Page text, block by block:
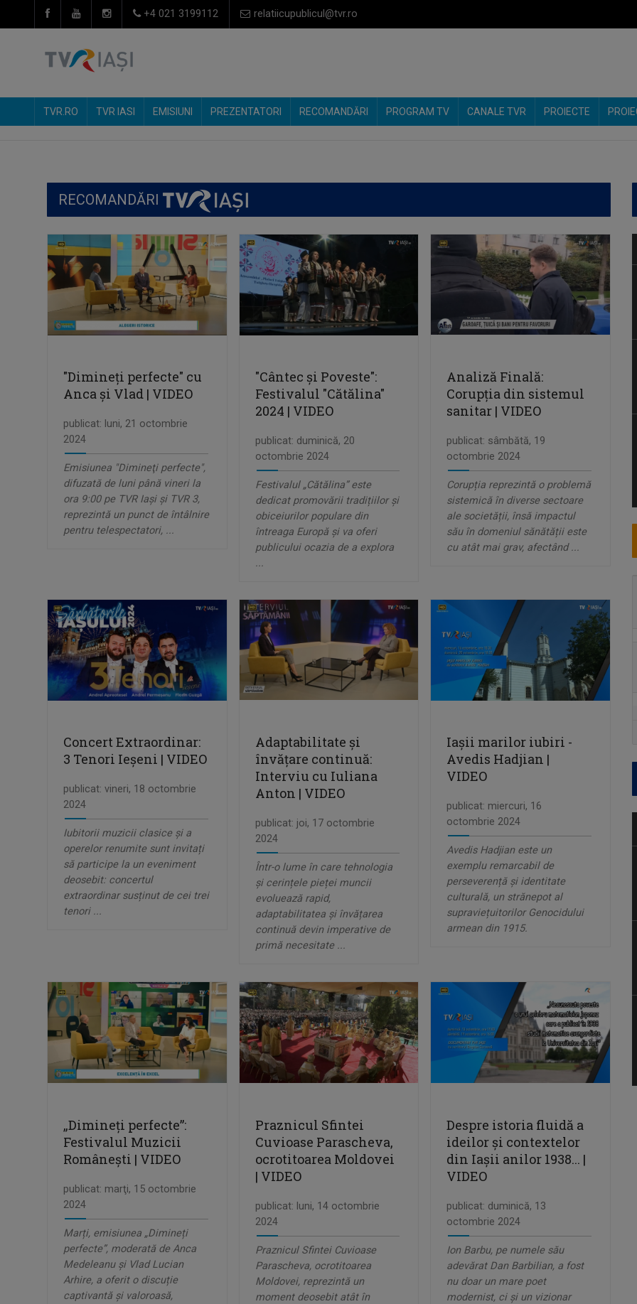
+4 021 3199112 relatiicupublicul@tvr.ro
TVR.RO TVR IASI EMISIUNI PREZENTATORI RECOMANDĂRI PROGRAM TV CANALE TVR PROIECTE
RECOMANDĂRI
"Dimineţi perfecte" cu
Anca şi Vlad | VIDEO
publicat: luni, 21 octombrie
2024
Emisiunea "Dimineţi perfecte",
difuzată de luni până vineri la
ora 9:00 pe TVR Iaşi şi TVR 3,
reprezintă un punct de întâlnire
pentru telespectatori, ...
"Cântec și Poveste":
Festivalul "Cătălina"
2024 | VIDEO
publicat: duminică, 20
octombrie 2024
Festivalul „Cătălina” este
dedicat promovării tradițiilor și
obiceiurilor populare din
întreaga Europă și va oferi
publicului ocazia de a explora
...
Analiză Finală:
Corupția din sistemul
sanitar | VIDEO
publicat: sâmbătă, 19
octombrie 2024
Corupția reprezintă o problemă
sistemică în diverse sectoare
ale societății, însă impactul
său în domeniul sănătății este
cu atât mai grav, afectând ...
Concert Extraordinar:
3 Tenori Ieșeni | VIDEO
publicat: vineri, 18 octombrie
2024
Iubitorii muzicii clasice și a
operelor renumite sunt invitați
să participe la un eveniment
deosebit: concertul
extraordinar susținut de cei trei
tenori ...
Adaptabilitate și
învățare continuă:
Interviu cu Iuliana
Anton | VIDEO
publicat: joi, 17 octombrie
2024
Într-o lume în care tehnologia
și cerințele pieței muncii
evoluează rapid,
adaptabilitatea și învățarea
continuă devin imperative de
primă necesitate ...
Iașii marilor iubiri -
Avedis Hadjian |
VIDEO
publicat: miercuri, 16
octombrie 2024
Avedis Hadjian este un
exemplu remarcabil de
perseverență și identitate
culturală, un strănepot al
supraviețuitorilor Genocidului
armean din 1915.
„Dimineți perfecte”:
Festivalul Muzicii
Românești | VIDEO
publicat: marţi, 15 octombrie
2024
Marți, emisiunea „Dimineți
perfecte”, moderată de Anca
Medeleanu și Vlad Lucian
Arhire, a oferit o discuție
captivantă și valoroasă,
Praznicul Sfintei
Cuvioase Parascheva,
ocrotitoarea Moldovei
| VIDEO
publicat: luni, 14 octombrie
2024
Praznicul Sfintei Cuvioase
Parascheva, ocrotitoarea
Moldovei, reprezintă un
moment deosebit atât în
Despre istoria fluidă a
ideilor și contextelor
din Iașii anilor 1938... |
VIDEO
publicat: duminică, 13
octombrie 2024
Ion Barbu, pe numele său
adevărat Dan Barbilian, a fost
nu doar un mare poet
modernist, ci și un vizionar